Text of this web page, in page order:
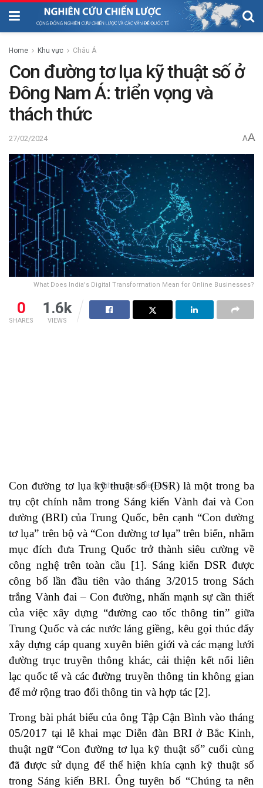
Home Khu vực Châu Á
Con đường tơ lụa kỹ thuật số ở
Đông Nam Á: triển vọng và
thách thức
27/02/2024 AA
What Does India's Digital Transformation Mean for Online Businesses?
0
SHARES
1.6k
VIEWS
@nghien-cuu-chien-luoc
Con đường tơ lụa kỹ thuật số (DSR) là một trong ba
trụ cột chính nằm trong Sáng kiến Vành đai và Con
đường (BRI) của Trung Quốc, bên cạnh “Con đường
tơ lụa” trên bộ và “Con đường tơ lụa” trên biển, nhằm
mục đích đưa Trung Quốc trở thành siêu cường về
công nghệ trên toàn cầu [1]. Sáng kiến DSR được
công bố lần đầu tiên vào tháng 3/2015 trong Sách
trắng Vành đai – Con đường, nhấn mạnh sự cần thiết
của việc xây dựng “đường cao tốc thông tin” giữa
Trung Quốc và các nước láng giềng, kêu gọi thúc đẩy
xây dựng cáp quang xuyên biên giới và các mạng lưới
đường trục truyền thông khác, cải thiện kết nối liên
lạc quốc tế và các đường truyền thông tin không gian
để mở rộng trao đổi thông tin và hợp tác [2].
Trong bài phát biểu của ông Tập Cận Bình vào tháng
05/2017 tại lễ khai mạc Diễn đàn BRI ở Bắc Kinh,
thuật ngữ “Con đường tơ lụa kỹ thuật số” cuối cùng
đã được sử dụng để thể hiện khía cạnh kỹ thuật số
trong Sáng kiến BRI. Ông tuyên bố “Chúng ta nên